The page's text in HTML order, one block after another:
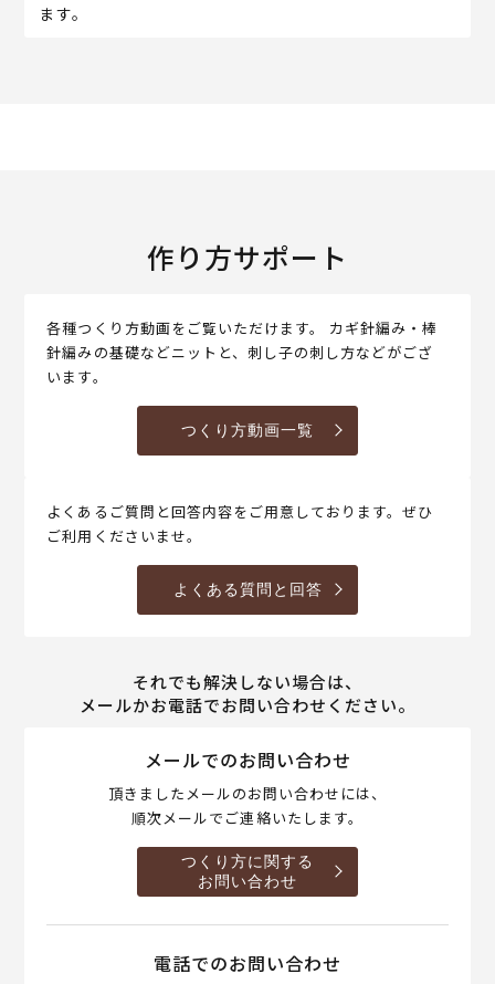
ます。
作り方サポート
各種つくり方動画をご覧いただけます。 カギ針編み・棒
針編みの基礎などニットと、刺し子の刺し方などがござ
います。
つくり方動画一覧
よくあるご質問と回答内容をご用意しております。ぜひ
ご利用くださいませ。
よくある質問と回答
それでも解決しない場合は、
メールかお電話でお問い合わせください。
メールでのお問い合わせ
頂きましたメールのお問い合わせには、
順次メールでご連絡いたします。
つくり方に関する
お問い合わせ
電話でのお問い合わせ